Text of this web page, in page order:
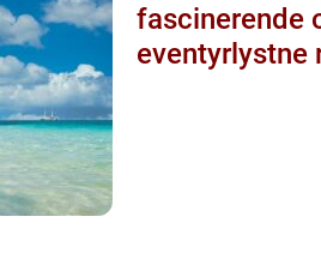
fascinerende
eventyrlystne